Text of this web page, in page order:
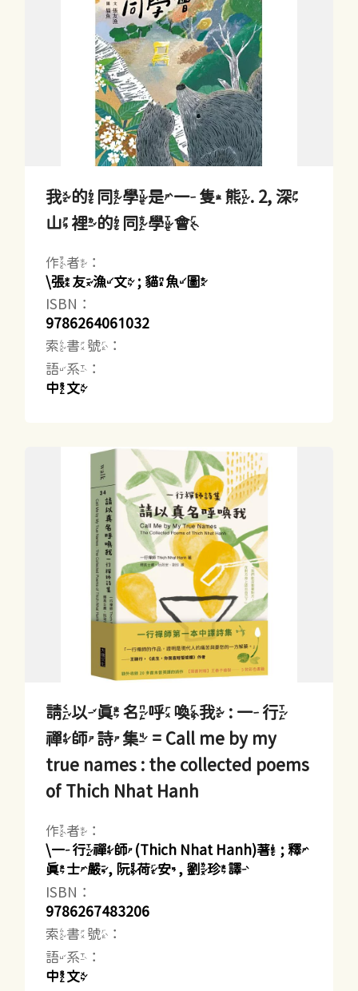
我的同學是一隻熊. 2, 深
山裡的同學會
作者：
\張友漁文 ; 貓魚圖
ISBN：
9786264061032
索書號：
語系：
中文
請以真名呼喚我 : 一行
禪師詩集 = Call me by my
true names : the collected poems
of Thich Nhat Hanh
作者：
\一行禪師(Thich Nhat Hanh)著 ; 釋
真士嚴, 阮荷安, 劉珍譯
ISBN：
9786267483206
索書號：
語系：
中文